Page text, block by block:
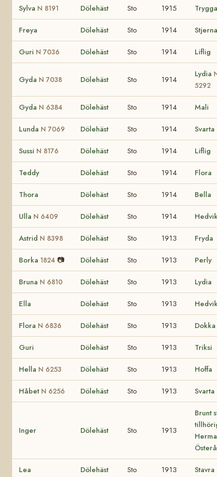
Sylva N 8191 Dölehäst Sto 1915 Trygga
Freya Dölehäst Sto 1914 Stjerna
Guri N 7036 Dölehäst Sto 1914 Liflig
Gyda N 7038 Dölehäst Sto 1914
Lydia
5292
Gyda N 6384 Dölehäst Sto 1914 Mali
Lunda N 7069 Dölehäst Sto 1914 Svarta
Sussi N 8176 Dölehäst Sto 1914 Liflig
Teddy Dölehäst Sto 1914 Flora
Thora Dölehäst Sto 1914 Bella
Ulla N 6409 Dölehäst Sto 1914
Astrid N 8398 Dölehäst Sto 1913 Fryda
Borka 1824 📷 Dölehäst Sto 1913 Perly
Bruna N 6810 Dölehäst Sto 1913 Lydia
Ella Dölehäst Sto 1913
Flora N 6836 Dölehäst Sto 1913 Dokka
Guri Dölehäst Sto 1913 Triksi
Hella N 6253 Dölehäst Sto 1913 Hoffa
Håbet N 6256 Dölehäst Sto 1913 Svarta
Inger Dölehäst Sto 1913
Brunt
Lea Dölehäst Sto 1913 Stavra